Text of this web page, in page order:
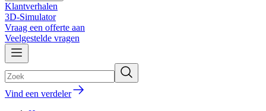
Klantverhalen
3D-Simulator
Vraag een offerte aan
Veelgestelde vragen
Vind een verdeler